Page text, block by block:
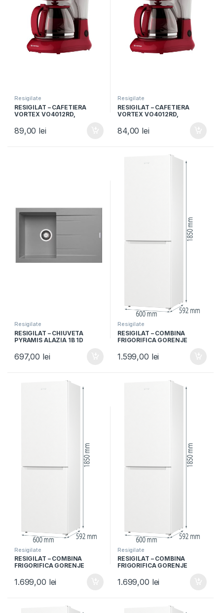
Resigilate
RESIGILAT – CAFETIERA
VORTEX VO4012RD,
750W, 10 cesti, Rosu
89,00 lei
Resigilate
RESIGILAT – CAFETIERA
VORTEX VO4012RD,
750W, 10 cesti, Rosu
84,00 lei
Resigilate
RESIGILAT – CHIUVETA
PYRAMIS ALAZIA 1B 1D
Reversibil, Montare pe blat,
Iron grey
697,00 lei
Resigilate
RESIGILAT – COMBINA
FRIGORIFICA GORENJE
NoFrost Plus, IonAir,
Multiflow 360°, Alb
1.599,00 lei
Resigilate
RESIGILAT – COMBINA
FRIGORIFICA GORENJE
NoFrost Plus, IonAir,
Multiflow 360°, Alb
1.699,00 lei
Resigilate
RESIGILAT – COMBINA
FRIGORIFICA GORENJE
NoFrost Plus, IonAir,
Multiflow 360°, Alb
1.699,00 lei